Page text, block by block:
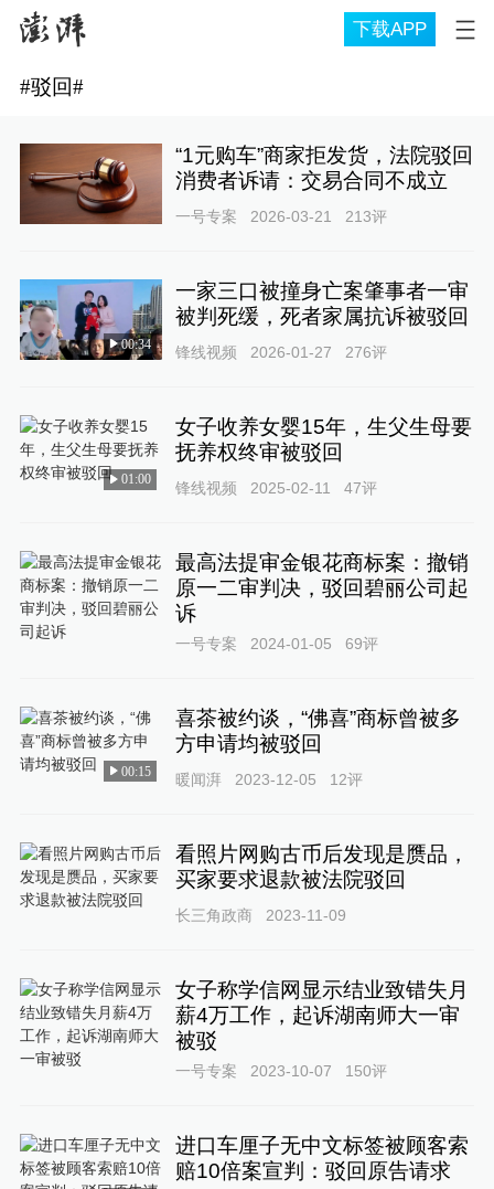
下载APP
#驳回#
“1元购车”商家拒发货，法院驳回
消费者诉请：交易合同不成立
一号专案 2026-03-21 213评
00:34
一家三口被撞身亡案肇事者一审
被判死缓，死者家属抗诉被驳回
锋线视频 2026-01-27 276评
01:00
女子收养女婴15年，生父生母要
抚养权终审被驳回
锋线视频 2025-02-11 47评
最高法提审金银花商标案：撤销
原一二审判决，驳回碧丽公司起
诉
一号专案 2024-01-05 69评
00:15
喜茶被约谈，“佛喜”商标曾被多
方申请均被驳回
暖闻湃 2023-12-05 12评
看照片网购古币后发现是赝品，
买家要求退款被法院驳回
长三角政商 2023-11-09
女子称学信网显示结业致错失月
薪4万工作，起诉湖南师大一审
被驳
一号专案 2023-10-07 150评
进口车厘子无中文标签被顾客索
赔10倍案宣判：驳回原告请求